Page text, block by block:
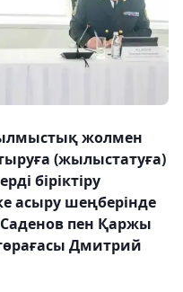
жолмен
(жылыстатуға)
біріктіру
асыру шеңберінде
Саденов пен Қаржы
Дмитрий